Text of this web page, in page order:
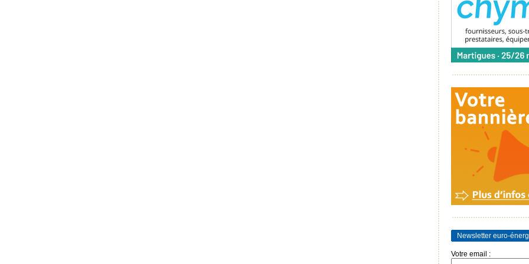
Newsletter euro-
Votre email :